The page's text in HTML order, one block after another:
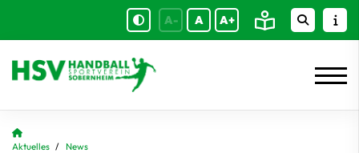
A- A A+
Aktuelles
News